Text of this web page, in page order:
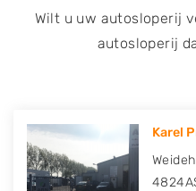
Wilt u uw autosloperij
autosloperij
Karel